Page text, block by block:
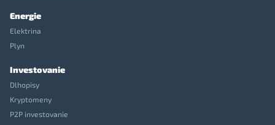
Energie
Elektrina
Plyn
Investovanie
Dlhopisy
Kryptomeny
P2P investovanie